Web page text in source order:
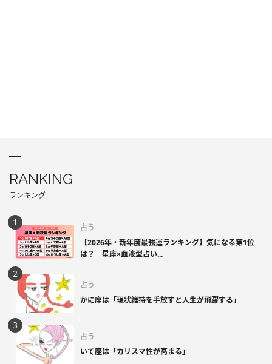
RANKING
ランキング
占う
【2026年・新年度最強運ランキング】気になる第1位
は？ 星座×血液型占い...
占う
かに座は「現状維持を手放すと人生が飛躍する」
占う
いて座は「カリスマ性が高まる」